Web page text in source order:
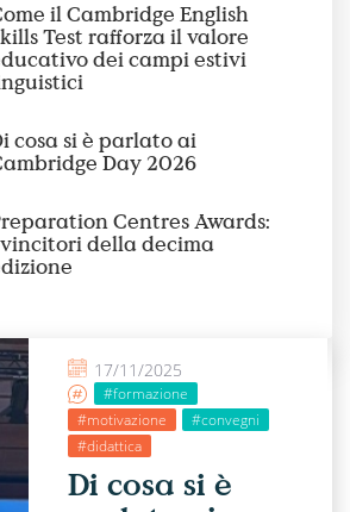
il Cambridge English
Test rafforza il valore
dei campi estivi
cosa si è parlato ai
Day 2026
Centres Awards:
della decima
17/11/2025
#formazione
#motivazione
#convegni
#didattica
Di cosa si è